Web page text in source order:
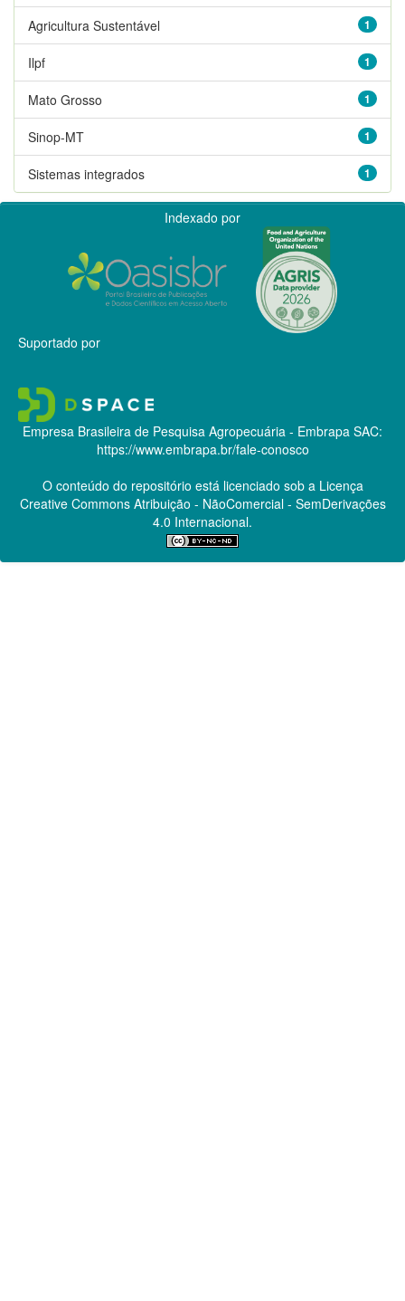
1
Agricultura Sustentável
1
Ilpf
1
Mato Grosso
1
Sinop-MT
1
Sistemas integrados
Indexado por
Suportado por
Empresa Brasileira de Pesquisa Agropecuária - Embrapa SAC:
https://www.embrapa.br/fale-conosco
O conteúdo do repositório está licenciado sob a Licença
Creative CommonsAtribuição - NãoComercial - SemDerivações
4.0 Internacional.